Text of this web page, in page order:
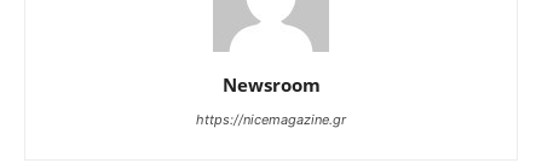
Newsroom
https://nicemagazine.gr